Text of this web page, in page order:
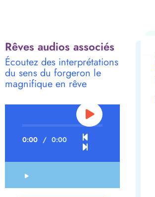
Rêves audios associés
Écoutez des interprétations
du sens du forgeron le
magnifique en rêve
0:00 / 0:00